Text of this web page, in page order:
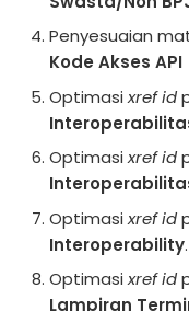
Penyesuaian
Kode Akses
Optimasixref id
Optimasixref id
Optimasixref id
Interoperability.
Optimasixref id
Lampiran